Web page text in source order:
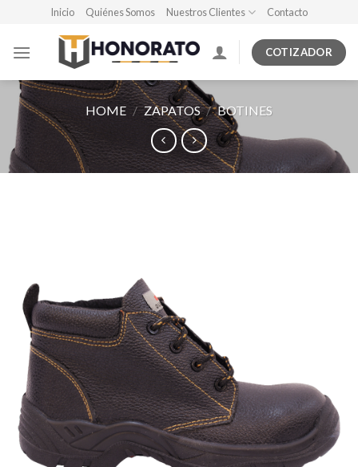
content
Inicio Quiénes Somos Nuestros Clientes Contacto
COTIZADOR
HOME / ZAPATOS / BOTINES